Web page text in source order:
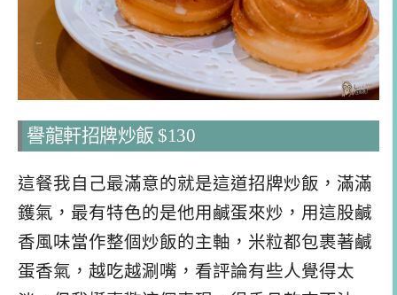
譽龍軒招牌炒飯 $130
這餐我自己最滿意的就是這道招牌炒飯，滿滿
鑊氣，最有特色的是他用鹹蛋來炒，用這股鹹
香風味當作整個炒飯的主軸，米粒都包裹著鹹
蛋香氣，越吃越涮嘴，看評論有些人覺得太